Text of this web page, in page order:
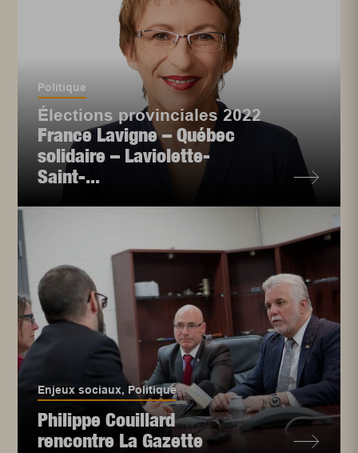
Politique
Élections provinciales 2022
France Lavigne – Québec
solidaire – Laviolette-
Saint-...
Enjeux sociaux, Politique
Philippe Couillard
rencontre La Gazette